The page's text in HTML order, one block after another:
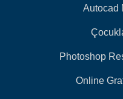
Autocad
Photoshop
Online